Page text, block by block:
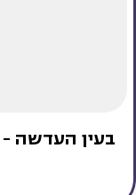
בעין העדשה